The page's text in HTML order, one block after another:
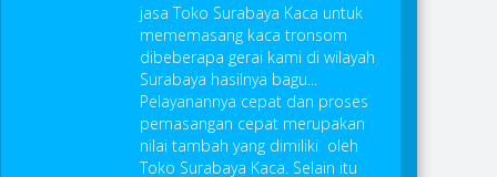
jasa Toko Surabaya Kaca untuk
mememasang kaca tronsom
dibeberapa gerai kami di wilayah
Surabaya hasilnya bagu...
Pelayanannya cepat dan proses
pemasangan cepat merupakan
nilai tambah yang dimiliki oleh
Toko Surabaya Kaca. Selain itu